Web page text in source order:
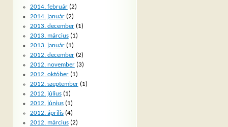
2014. február(2)
2014. január(2)
2013. december(1)
2013. március(1)
2013. január(1)
2012. december(2)
2012. november(3)
2012. október(1)
2012. szeptember(1)
2012. július(1)
2012. június(1)
2012. április(4)
2012. március(2)